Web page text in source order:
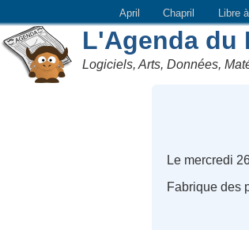
April Chapril Libre
L'Agenda du
Logiciels, Arts, Données,
Le mercredi
Fabrique des